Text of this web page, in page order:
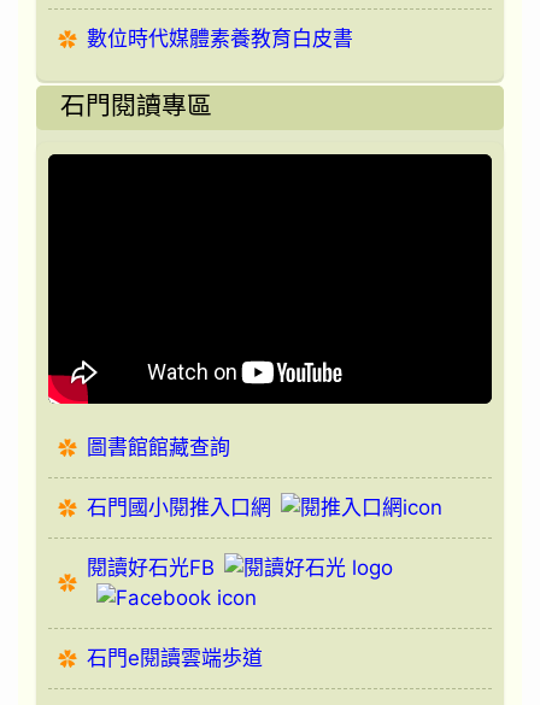
數位時代媒體素養教育白皮書
石門閱讀專區
圖書館館藏查詢
石門國小閱推入口網
閱讀好石光FB
石門e閱讀雲端歩道